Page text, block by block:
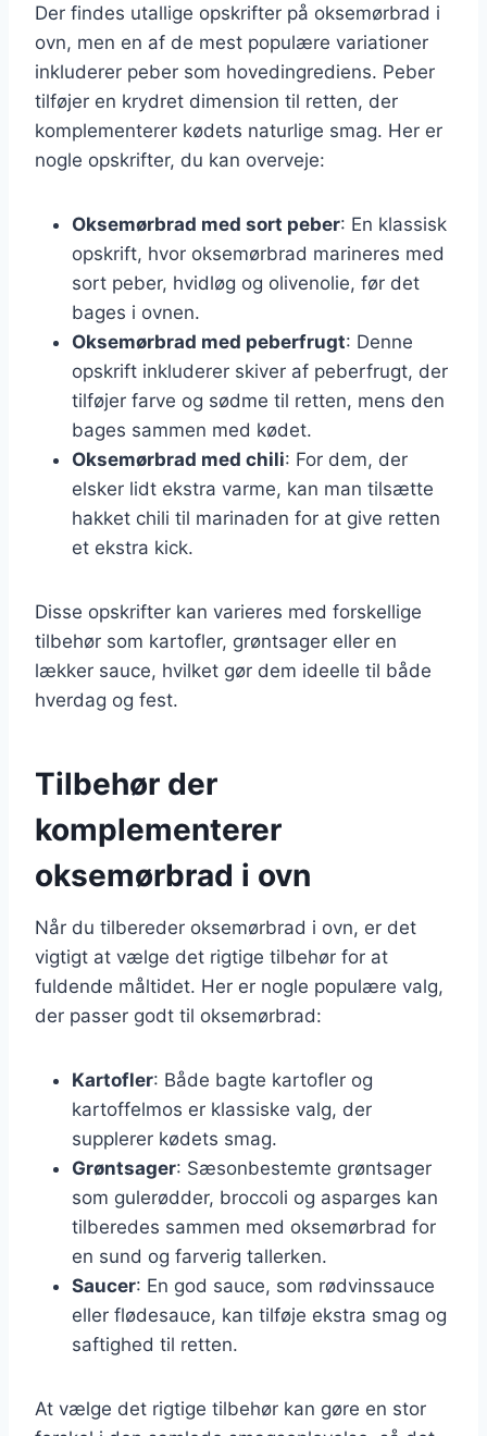
Der findes utallige opskrifter på oksemørbrad i
ovn, men en af de mest populære variationer
inkluderer peber som hovedingrediens. Peber
tilføjer en krydret dimension til retten, der
komplementerer kødets naturlige smag. Her er
nogle opskrifter, du kan overveje:
Oksemørbrad med sort peber: En klassisk
opskrift, hvor oksemørbrad marineres med
sort peber, hvidløg og olivenolie, før det
bages i ovnen.
Oksemørbrad med peberfrugt: Denne
opskrift inkluderer skiver af peberfrugt, der
tilføjer farve og sødme til retten, mens den
bages sammen med kødet.
Oksemørbrad med chili: For dem, der
elsker lidt ekstra varme, kan man tilsætte
hakket chili til marinaden for at give retten
et ekstra kick.
Disse opskrifter kan varieres med forskellige
tilbehør som kartofler, grøntsager eller en
lækker sauce, hvilket gør dem ideelle til både
hverdag og fest.
Tilbehør der
komplementerer
oksemørbrad i ovn
Når du tilbereder oksemørbrad i ovn, er det
vigtigt at vælge det rigtige tilbehør for at
fuldende måltidet. Her er nogle populære valg,
der passer godt til oksemørbrad:
Kartofler: Både bagte kartofler og
kartoffelmos er klassiske valg, der
supplerer kødets smag.
Grøntsager: Sæsonbestemte grøntsager
som gulerødder, broccoli og asparges kan
tilberedes sammen med oksemørbrad for
en sund og farverig tallerken.
Saucer: En god sauce, som rødvinssauce
eller flødesauce, kan tilføje ekstra smag og
saftighed til retten.
At vælge det rigtige tilbehør kan gøre en stor